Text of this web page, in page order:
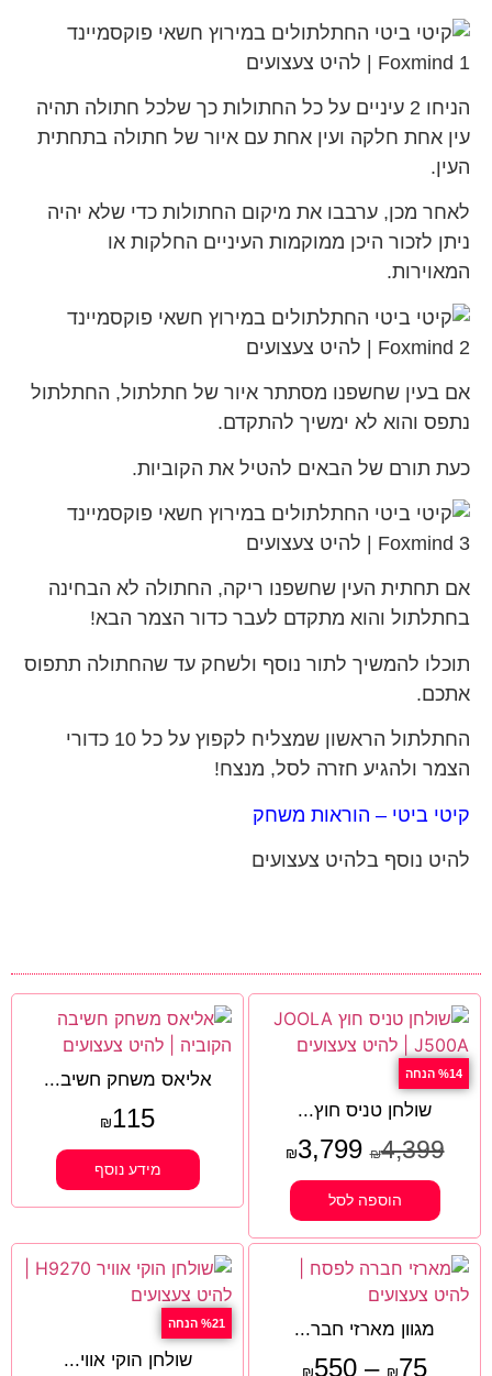
הניחו 2 עיניים על כל החתולות כך שלכל חתולה תהיה
עין אחת חלקה ועין אחת עם איור של חתולה בתחתית
העין.
לאחר מכן, ערבבו את מיקום החתולות כדי שלא יהיה
ניתן לזכור היכן ממוקמות העיניים החלקות או
המאוירות.
אם בעין שחשפנו מסתתר איור של חתלתול, החתלתול
נתפס והוא לא ימשיך להתקדם.
כעת תורם של הבאים להטיל את הקוביות.
אם תחתית העין שחשפנו ריקה, החתולה לא הבחינה
בחתלתול והוא מתקדם לעבר כדור הצמר הבא!
תוכלו להמשיך לתור נוסף ולשחק עד שהחתולה תתפוס
אתכם.
החתלתול הראשון שמצליח לקפוץ על כל 10 כדורי
הצמר ולהגיע חזרה לסל, מנצח!
קיטי ביטי – הוראות משחק
להיט נוסף בלהיט צעצועים
%14 הנחה
שולחן טניס חוץ...
₪4,399
₪3,799
הוספה לסל
אליאס משחק חשיב...
₪115
מידע נוסף
מגוון מארזי חבר...
₪75
–
₪550
%21 הנחה
שולחן הוקי אווי...